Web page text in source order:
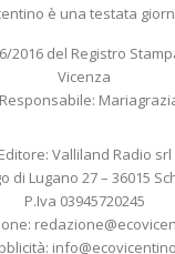
è una testata
2016 del Registro
Vicenza
Editore: Valliland Radio srl
di Lugano 27 – 36015
P.Iva 03945720245